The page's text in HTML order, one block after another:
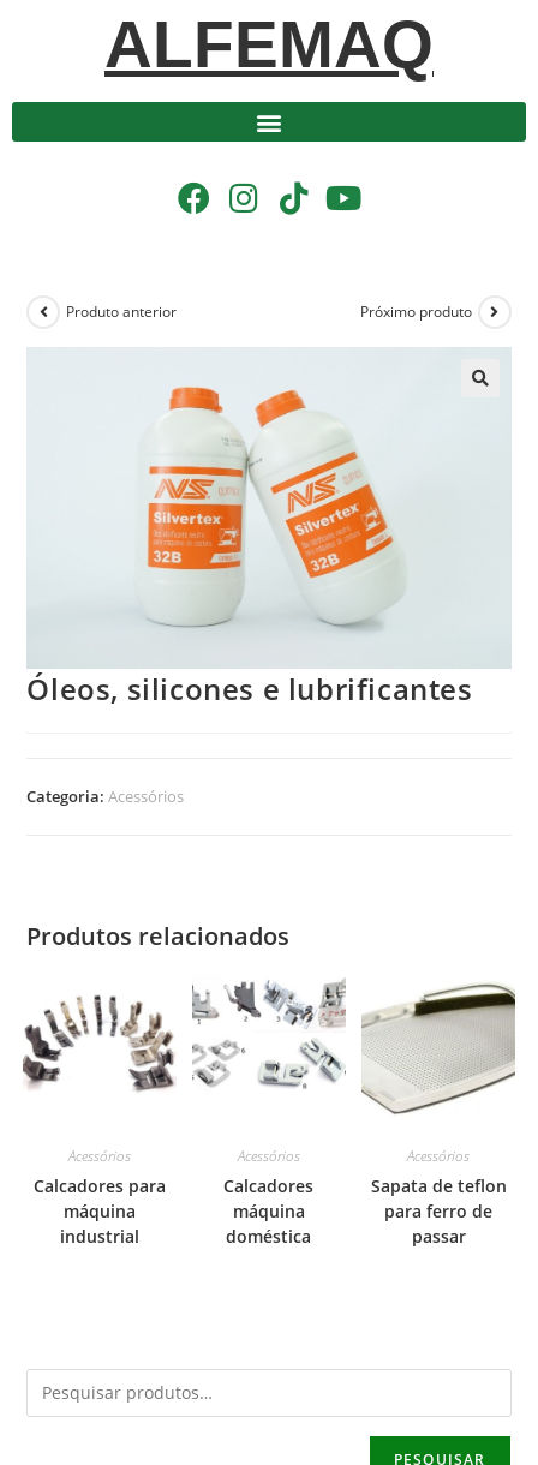
ALFEMAQ
Produto anterior Próximo produto
Óleos, silicones e lubrificantes
Categoria:Acessórios
Produtos relacionados
Acessórios
Calcadores para
máquina
industrial
Acessórios
Calcadores
máquina
doméstica
Acessórios
Sapata de teflon
para ferro de
passar
PESQUISAR